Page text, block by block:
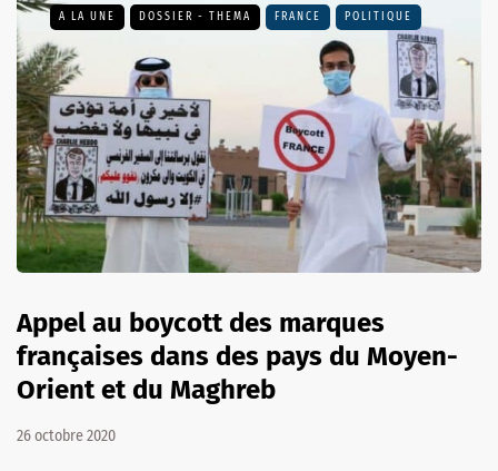
A LA UNE DOSSIER - THEMA FRANCE POLITIQUE
Appel au boycott des marques
françaises dans des pays du Moyen-
Orient et du Maghreb
26 octobre 2020